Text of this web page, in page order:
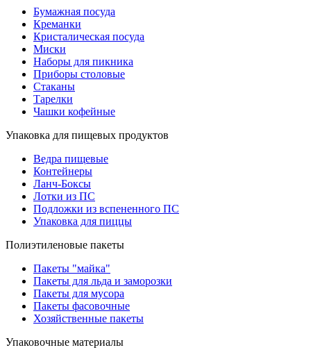
Бумажная посуда
Креманки
Кристалическая посуда
Миски
Наборы для пикника
Приборы столовые
Стаканы
Тарелки
Чашки кофейные
Упаковка для пищевых продуктов
Ведра пищевые
Контейнеры
Ланч-Боксы
Лотки из ПС
Подложки из вспененного ПС
Упаковка для пиццы
Полиэтиленовые пакеты
Пакеты "майка"
Пакеты для льда и заморозки
Пакеты для мусора
Пакеты фасовочные
Хозяйственные пакеты
Упаковочные материалы